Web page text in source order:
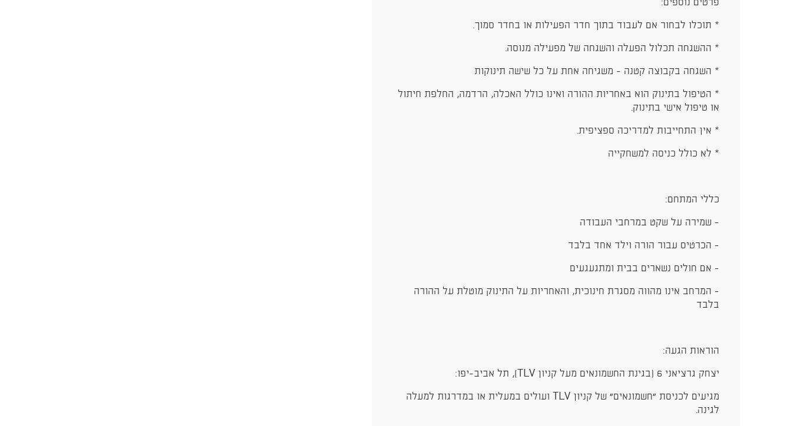
פרטים נוספים:
* תוכלו לבחור אם לעבוד בתוך חדר הפעילות או בחדר סמוך.
* ההשגחה תכלול הפעלה והשגחה של מפעילה מנוסה.
* השגחה בקבוצה קטנה - משגיחה אחת על כל שישה תינוקות
* הטיפול בתינוק הוא באחריות ההורה ואינו כולל האכלה, הרדמה, החלפת חיתול
או טיפול אישי בתינוק.
* אין התחייבות למדריכה ספציפית.
* לא כולל כניסה למשחקייה
כללי המתחם:
- שמירה על שקט במרחבי העבודה
- הכרטיס עבור הורה וילד אחד בלבד
- אם חולים נשארים בבית ומתגעגעים
- המרחב אינו מהווה מסגרת חינוכית, והאחריות על התינוק מוטלת על ההורה
בלבד
הוראות הגעה:
יצחק גרציאני 6 (בגינת החשמונאים מעל קניון TLV), תל אביב-יפו:
מגיעים לכניסת ״חשמונאים״ של קניון TLV ועולים במעלית או במדרגות למעלה
לגינה.